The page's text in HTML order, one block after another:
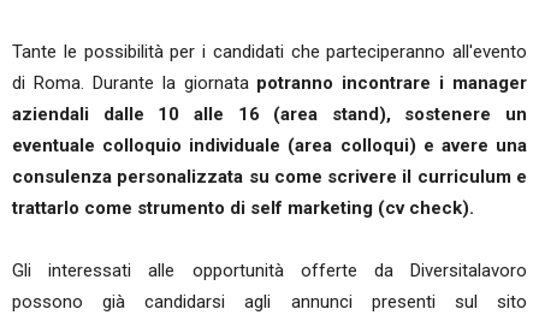
Tante le possibilità per i candidati che parteciperanno all'evento
di Roma. Durante la giornata potranno incontrare i manager
aziendali dalle 10 alle 16 (area stand), sostenere un
eventuale colloquio individuale (area colloqui) e avere una
consulenza personalizzata su come scrivere il curriculum e
trattarlo come strumento di self marketing (cv check).
Gli interessati alle opportunità offerte da Diversitalavoro
possono già candidarsi agli annunci presenti sul sito